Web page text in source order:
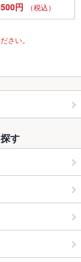
円 （税込）
さい。
す